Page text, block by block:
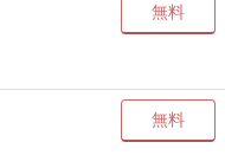
無料
無料